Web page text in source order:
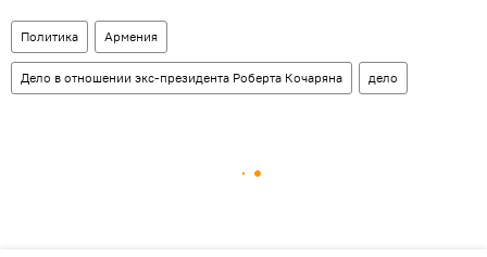
Политика Армения
Дело в отношении экс-президента Роберта Кочаряна дело